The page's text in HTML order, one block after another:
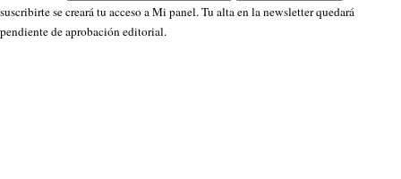
suscribirte se creará tu acceso a Mi panel. Tu alta en la newsletter quedará
pendiente de aprobación editorial.